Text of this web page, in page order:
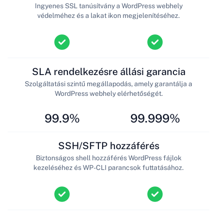
Ingyenes SSL tanúsítvány a WordPress webhely
védelméhez és a lakat ikon megjelenítéséhez.
99.9%
SLA rendelkezésre állási garancia
Szolgáltatási szintű megállapodás, amely garantálja a
WordPress webhely elérhetőségét.
99.999%
SSH/SFTP hozzáférés
Biztonságos shell hozzáférés WordPress fájlok
kezeléséhez és WP-CLI parancsok futtatásához.